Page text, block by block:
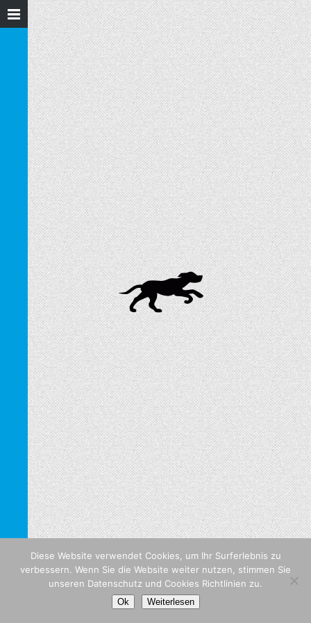
Diese Website verwendet Cookies, um Ihr Surferlebnis zu
verbessern. Wenn Sie die Website weiter nutzen, stimmen Sie
unseren Datenschutz und Cookies Richtlinien zu.
Ok Weiterlesen